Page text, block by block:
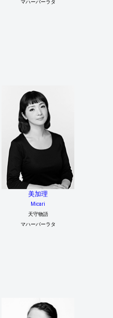
マハーバーラタ
美加理
Micari
天守物語
マハーバーラタ